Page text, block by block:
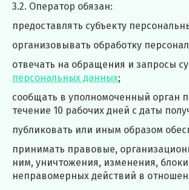
3.2. Оператор обязан:
предоставлять субъекту
организовывать обработку
отвечать на обращения и запросы
персональных данных;
сообщать в уполномоченный орган
течение 10 рабочих дней с даты
публиковать или иным образом
принимать правовые,
ним, уничтожения, изменения,
неправомерных действий в